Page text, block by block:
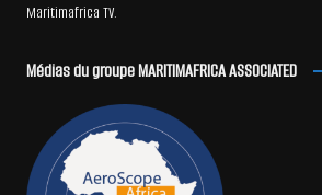
Maritimafrica TV.
Médias du groupe MARITIMAFRICA ASSOCIATED